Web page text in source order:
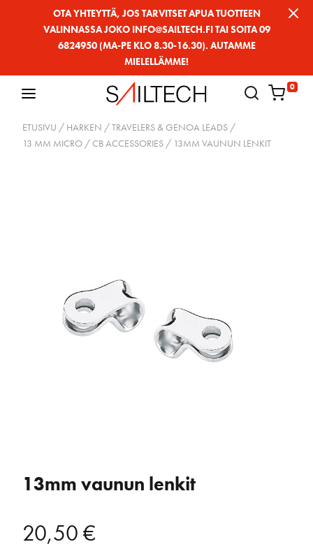
OTA YHTEYTTÄ, JOS TARVITSET APUA TUOTTEEN
VALINNASSA JOKO INFO@SAILTECH.FI TAI SOITA 09
6824950 (MA-PE KLO 8.30-16.30). AUTAMME
MIELELLÄMME!
0
ETUSIVU / HARKEN /TRAVELERS & GENOA LEADS /
13 MM MICRO /CB ACCESSORIES / 13MM VAUNUN LENKIT
13mm vaunun lenkit
20,50€